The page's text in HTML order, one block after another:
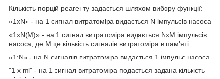
Кількість порцій реагенту задається шляхом вибору функції:
«1xN» - на 1 сигнал витратоміра видається N імпульсів насоса
«1xN(M)» - на 1 сигнал витратоміра видається NxM імпульсів
насоса, де М це кількість сигналів витратоміра в пам'яті
«1:N» - на N сигналів витратоміра видається 1 імпульс насоса
"1 x ml" - на 1 сигнал витратоміра подається задана кількість